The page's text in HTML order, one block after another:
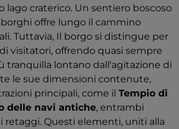
lago craterico. Un sentiero boscoso
offre lungo il cammino
Tuttavia, Il borgo si distingue per
visitatori, offrendo quasi sempre
tranquilla lontano dall'agitazione di
le sue dimensioni contenute,
principali, come il Tempio di
delle navi antiche, entrambi
retaggi. Questi elementi, uniti alla